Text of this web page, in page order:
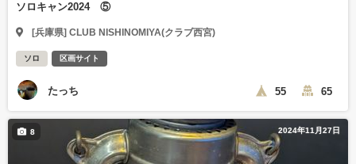
ソロキャン2024 ⑤
[兵庫県] CLUB NISHINOMIYA(クラブ西宮)
ソロ 区画サイト
たっち 55 65
2024年11月27日
8